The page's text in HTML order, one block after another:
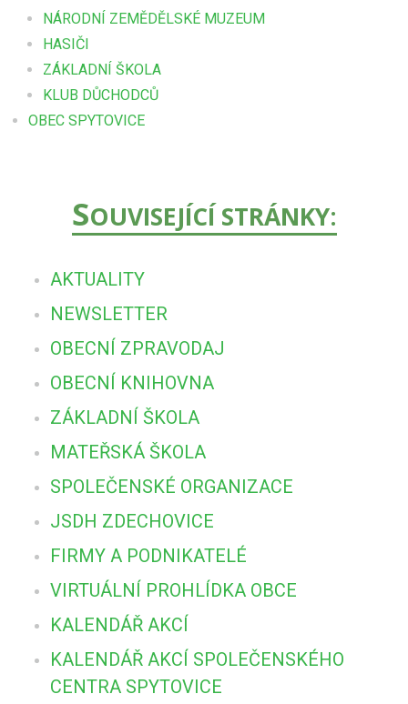
NÁRODNÍ ZEMĚDĚLSKÉ MUZEUM
HASIČI
ZÁKLADNÍ ŠKOLA
KLUB DŮCHODCŮ
OBEC SPYTOVICE
SOUVISEJÍCÍ STRÁNKY:
AKTUALITY
NEWSLETTER
OBECNÍ ZPRAVODAJ
OBECNÍ KNIHOVNA
ZÁKLADNÍ ŠKOLA
MATEŘSKÁ ŠKOLA
SPOLEČENSKÉ ORGANIZACE
JSDH ZDECHOVICE
FIRMY A PODNIKATELÉ
VIRTUÁLNÍ PROHLÍDKA OBCE
KALENDÁŘ AKCÍ
KALENDÁŘ AKCÍ SPOLEČENSKÉHO
CENTRA SPYTOVICE